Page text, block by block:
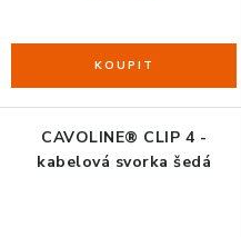
CAVOLINE® CLIP 4 -
kabelová svorka šedá